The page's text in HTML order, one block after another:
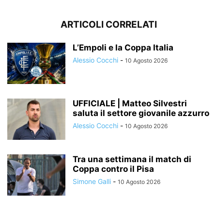
ARTICOLI CORRELATI
L’Empoli e la Coppa Italia
Alessio Cocchi - 10 Agosto 2026
UFFICIALE | Matteo Silvestri
saluta il settore giovanile azzurro
Alessio Cocchi - 10 Agosto 2026
Tra una settimana il match di
Coppa contro il Pisa
Simone Galli - 10 Agosto 2026